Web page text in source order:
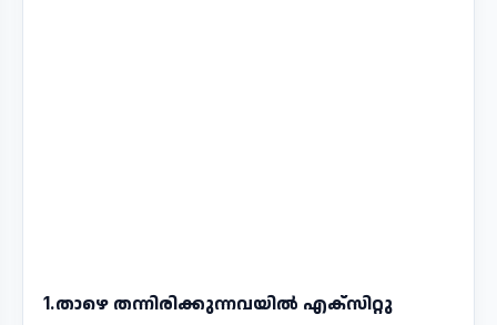
1.താഴെ തന്നിരിക്കുന്നവയിൽ എക്സിറ്റു